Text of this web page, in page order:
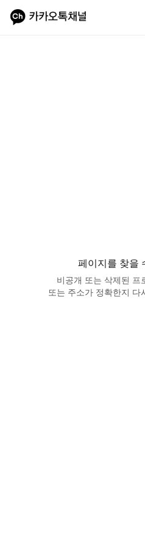
페이지를 찾을
비공개 또는 삭제된 프
또는 주소가 정확한지 다